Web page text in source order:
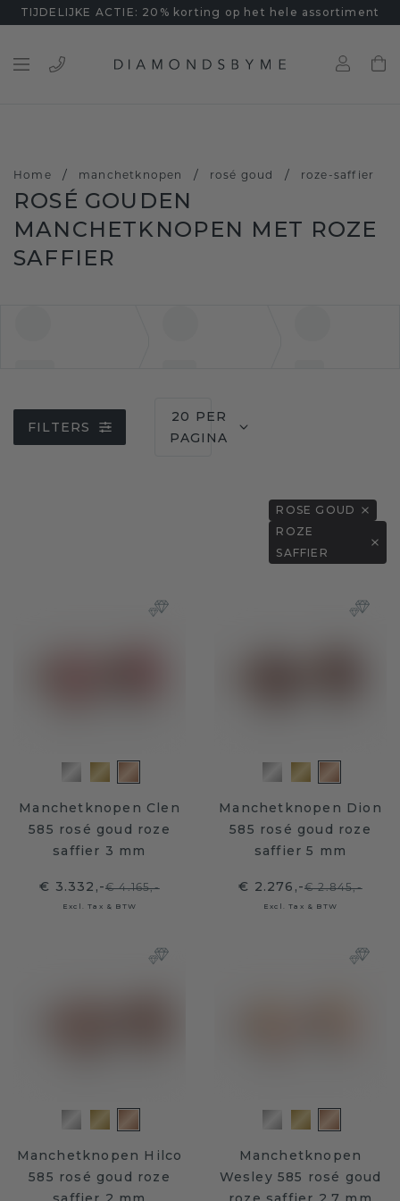
TIJDELIJKE ACTIE: 20% korting op het hele assortiment
Home / manchetknopen / rosé goud / roze-saffier
ROSÉ GOUDEN
MANCHETKNOPEN MET ROZE
SAFFIER
FILTERS
20 PER
PAGINA
ROSE GOUD
ROZE
SAFFIER
Manchetknopen Clen
585 rosé goud roze
saffier 3 mm
€ 3.332,-€ 4.165,-
Excl. Tax & BTW
Manchetknopen Dion
585 rosé goud roze
saffier 5 mm
€ 2.276,-€ 2.845,-
Excl. Tax & BTW
Manchetknopen Hilco
585 rosé goud roze
Manchetknopen
Wesley 585 rosé goud